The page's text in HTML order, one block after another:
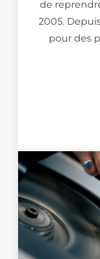
de
2005.
pour des